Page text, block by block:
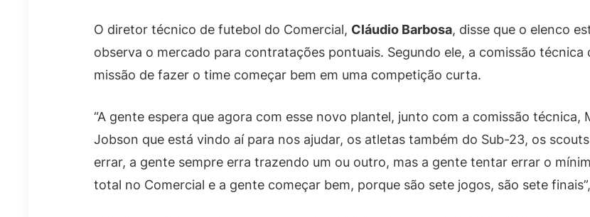
O diretor técnico de futebol do Comercial, Cláudio Barbosa, disse que o elenco
observa o mercado para contratações pontuais. Segundo ele, a comissão técnica
missão de fazer o time começar bem em uma competição curta.
“A gente espera que agora com esse novo plantel, junto com a comissão
Jobson que está vindo aí para nos ajudar, os atletas também do Sub-23, os
errar, a gente sempre erra trazendo um ou outro, mas a gente tentar errar o
total no Comercial e a gente começar bem, porque são sete jogos, são sete